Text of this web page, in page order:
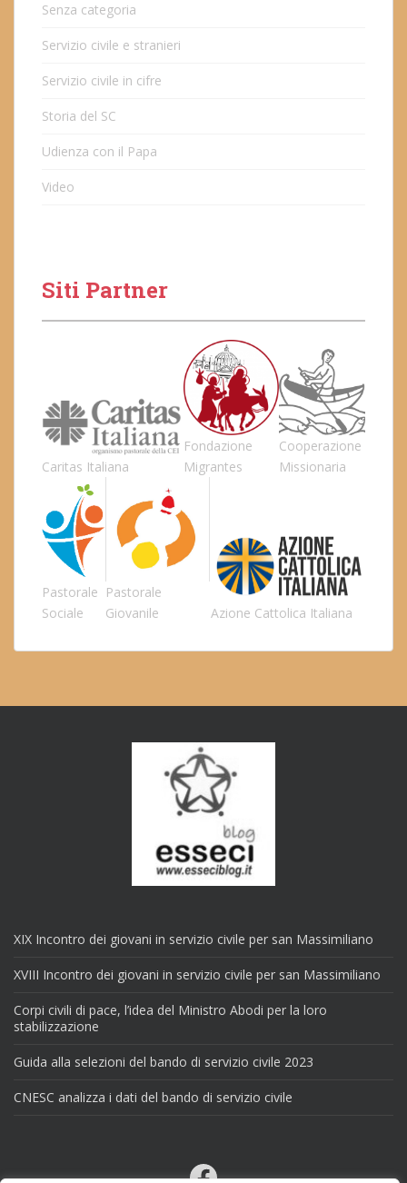
Senza categoria
Servizio civile e stranieri
Servizio civile in cifre
Storia del SC
Udienza con il Papa
Video
Siti Partner
Caritas Italiana
Fondazione
Migrantes
Cooperazione
Missionaria
Pastorale
Sociale
Pastorale
Giovanile
Azione Cattolica Italiana
XIX Incontro dei giovani in servizio civile per san Massimiliano
XVIII Incontro dei giovani in servizio civile per san Massimiliano
Corpi civili di pace, l’idea del Ministro Abodi per la loro
stabilizzazione
Guida alla selezioni del bando di servizio civile 2023
CNESC analizza i dati del bando di servizio civile